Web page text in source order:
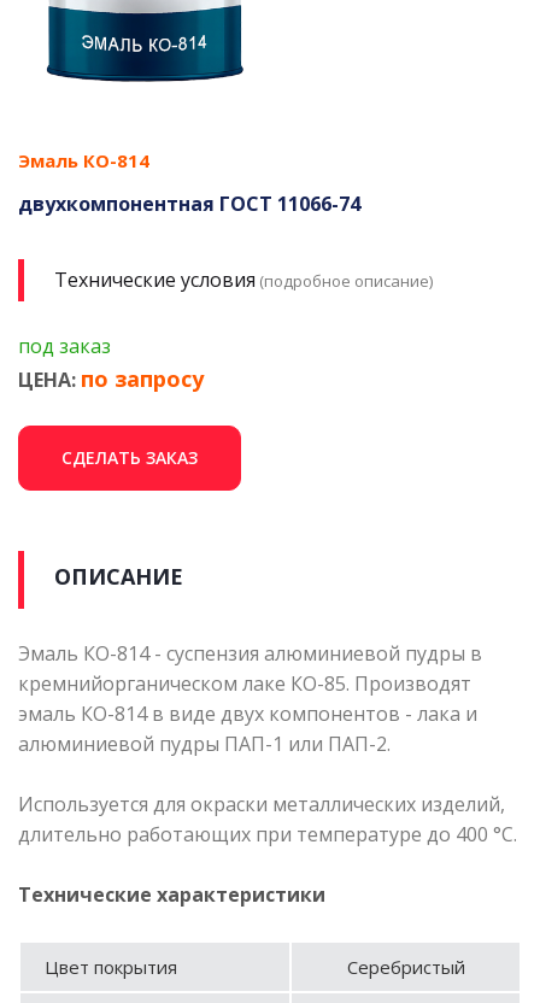
Эмаль КО-814
двухкомпонентная ГОСТ 11066-74
Технические условия (подробное описание)
под заказ
ЦЕНА: по запросу
СДЕЛАТЬ ЗАКАЗ
ОПИСАНИЕ
Эмаль КО-814 - суспензия алюминиевой пудры в
кремнийорганическом лаке КО-85. Производят
эмаль КО-814 в виде двух компонентов - лака и
алюминиевой пудры ПАП-1 или ПАП-2.
Используется для окраски металлических изделий,
длительно работающих при температуре до 400 °С.
Технические характеристики
Цвет покрытия Серебристый